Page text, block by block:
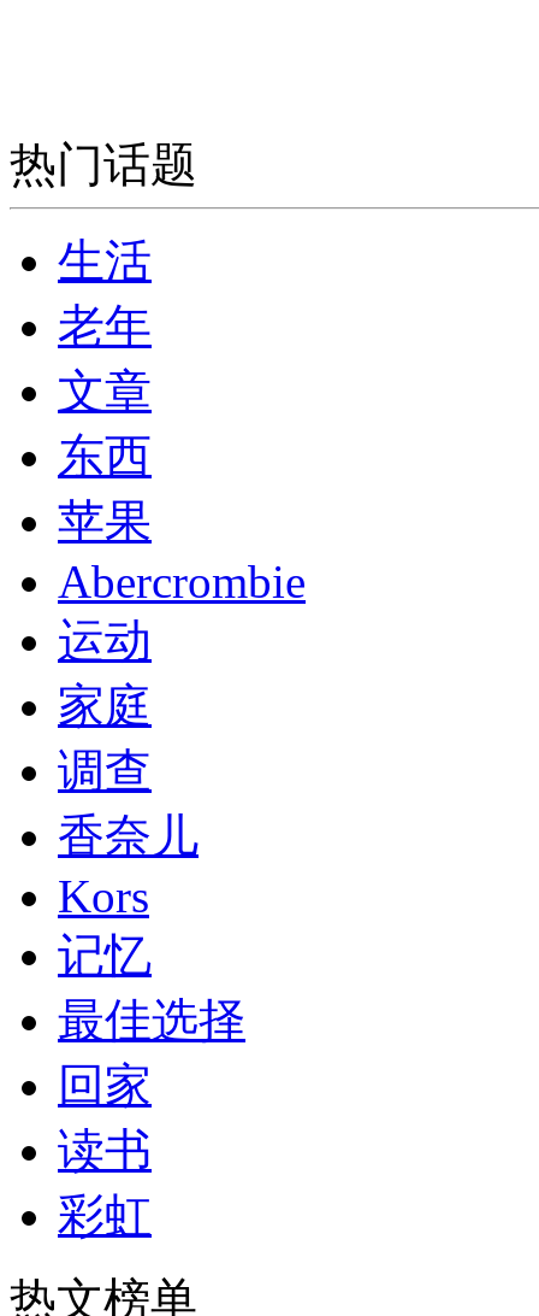
热门话题
生活
老年
文章
东西
苹果
Abercrombie
运动
家庭
调查
香奈儿
Kors
记忆
最佳选择
回家
读书
彩虹
热文榜单